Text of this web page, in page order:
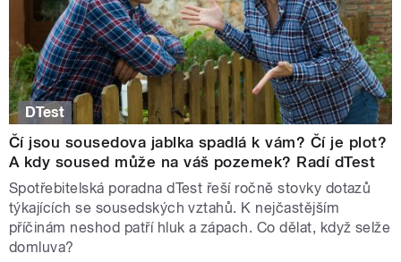
DTest
Čí jsou sousedova jablka spadlá k vám? Čí je plot?
A kdy soused může na váš pozemek? Radí dTest
Spotřebitelská poradna dTest řeší ročně stovky dotazů
týkajících se sousedských vztahů. K nejčastějším
příčinám neshod patří hluk a zápach. Co dělat, když selže
domluva?